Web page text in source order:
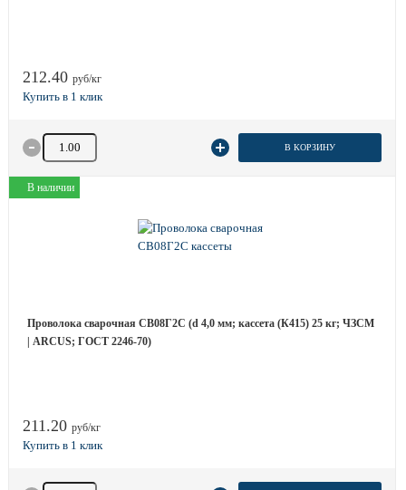
212.40 руб/кг
Количество товара В КОРЗИНУ
В наличии
Проволока сварочная СВ08Г2С (d 4,0 мм; кассета (К415) 25 кг; ЧЗСМ
| ARCUS; ГОСТ 2246-70)
211.20 руб/кг